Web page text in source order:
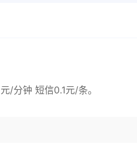
/分钟 短信0.1元/条。